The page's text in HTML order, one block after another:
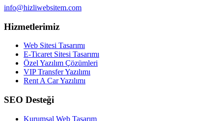
info@hizliwebsitem.com
Hizmetlerimiz
Web Sitesi Tasarımı
E-Ticaret Sitesi Tasarımı
Özel Yazılım Çözümleri
VIP Transfer Yazılımı
Rent A Car Yazılımı
SEO Desteği
Kurumsal Web Tasarım